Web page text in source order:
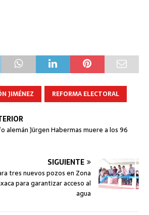
JIMÉNEZ REFORMA ELECTORAL
alemán Jürgen Habermas muere a los 96
SIGUIENTE
tres nuevos pozos en Zona
para garantizar acceso al
agua